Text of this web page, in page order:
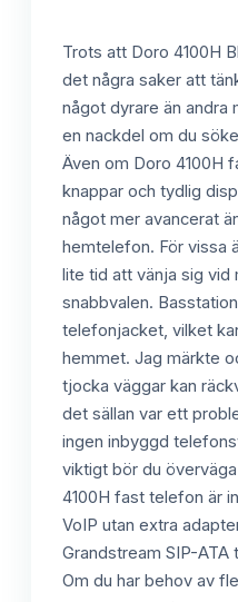
Trots att Doro 4100H
det några saker att
något dyrare än andra
en nackdel om du
Även om Doro 4100H
knappar och tydlig
något mer avancerat
hemtelefon. För vissa
lite tid att vänja sig vid
snabbvalen.
telefonjacket, vilket
hemmet. Jag märkte
tjocka väggar kan
det sällan var ett
ingen inbyggd
viktigt bör du
4100H fast telefon är
VoIP utan extra
Grandstream SIP-
Om du har behov av